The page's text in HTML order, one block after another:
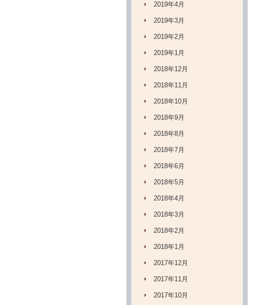
2019年4月
2019年3月
2019年2月
2019年1月
2018年12月
2018年11月
2018年10月
2018年9月
2018年8月
2018年7月
2018年6月
2018年5月
2018年4月
2018年3月
2018年2月
2018年1月
2017年12月
2017年11月
2017年10月